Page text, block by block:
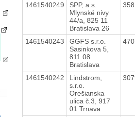
1461540249
SPP, a.s.
Mlynské nivy
44/a, 825 11
Bratislava 26
1461540243
GGFS s.r.o.
Sasinkova 5,
811 08
Bratislava
1461540242
Lindstrom,
s.r.o.
Orešianska
ulica č.3, 917
01 Trnava